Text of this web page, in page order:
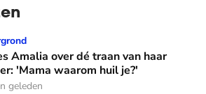
dé traan van haar moeder: 'Mama
Amalia over dé traan van haar
'Mama waarom huil je?'
geleden